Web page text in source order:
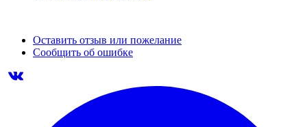
Оставить отзыв или пожелание
Сообщить об ошибке